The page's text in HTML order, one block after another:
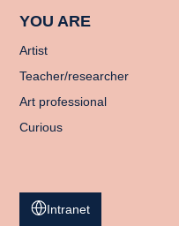
YOU ARE
Artist
Teacher/researcher
Art professional
Curious
Intranet